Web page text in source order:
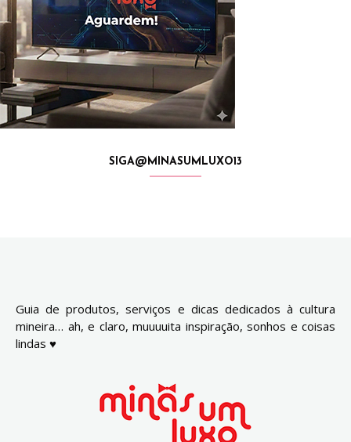
SIGA@MINASUMLUXO13
Guia de produtos, serviços e dicas dedicados à cultura
mineira… ah, e claro, muuuuita inspiração, sonhos e coisas
lindas ♥